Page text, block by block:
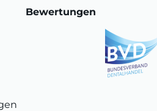
Bewertungen